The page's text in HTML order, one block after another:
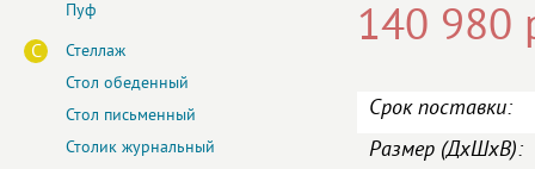
Пуф
С
Стеллаж
Стол обеденный
Стол письменный
Столик журнальный
140 980
Срок поставки:
Размер (ДxШxВ):